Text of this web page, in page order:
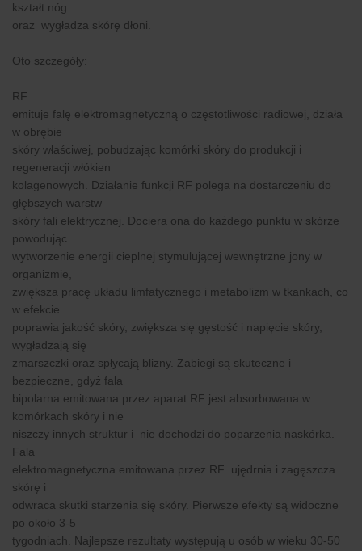
kształt nóg
oraz wygładza skórę dłoni.
Oto szczegóły:
RF
emituje falę elektromagnetyczną o częstotliwości radiowej, działa
w obrębie
skóry właściwej, pobudzając komórki skóry do produkcji i
regeneracji włókien
kolagenowych. Działanie funkcji RF polega na dostarczeniu do
głębszych warstw
skóry fali elektrycznej. Dociera ona do każdego punktu w skórze
powodując
wytworzenie energii cieplnej stymulującej wewnętrzne jony w
organizmie,
zwiększa pracę układu limfatycznego i metabolizm w tkankach, co
w efekcie
poprawia jakość skóry, zwiększa się gęstość i napięcie skóry,
wygładzają się
zmarszczki oraz spłycają blizny. Zabiegi są skuteczne i
bezpieczne, gdyż fala
bipolarna emitowana przez aparat RF jest absorbowana w
komórkach skóry i nie
niszczy innych struktur i nie dochodzi do poparzenia naskórka.
Fala
elektromagnetyczna emitowana przez RF ujędrnia i zagęszcza
skórę i
odwraca skutki starzenia się skóry. Pierwsze efekty są widoczne
po około 3-5
tygodniach. Najlepsze rezultaty występują u osób w wieku 30-50